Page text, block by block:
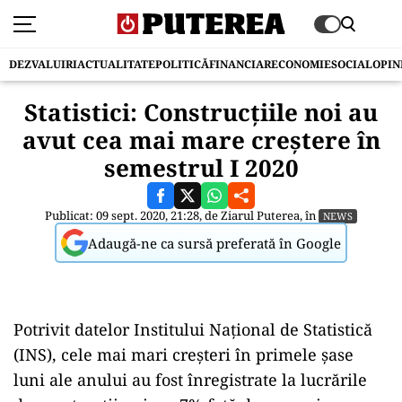
DEZVALUIRIACTUALITATEPOLITICĂFINANCIARECONOMIESOCIAL
Statistici: Construcţiile noi au
avut cea mai mare creștere în
semestrul I 2020
Publicat: 09 sept. 2020, 21:28, deZiarul Puterea, în NEWS
Adaugă-ne ca sursă preferată în Google
Potrivit datelor Institului Național de Statistică
(INS), cele mai mari creșteri în primele șase
luni ale anului au fost înregistrate la lucrările